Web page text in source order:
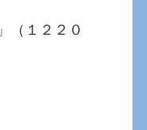
」（１２２０